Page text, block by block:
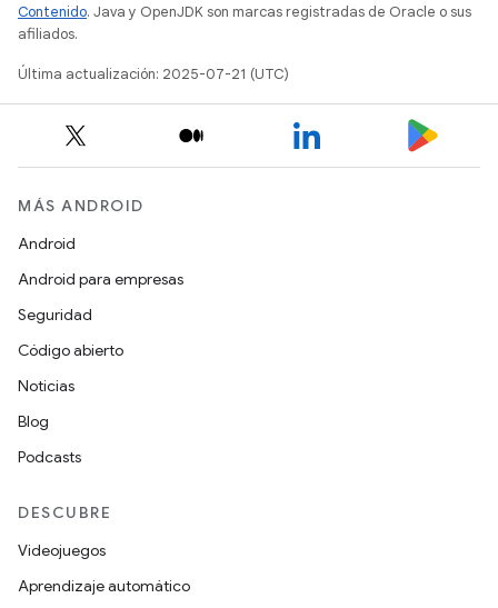
Contenido. Java y OpenJDK son marcas registradas de Oracle o sus
afiliados.
Última actualización: 2025-07-21 (UTC)
MÁS ANDROID
Android
Android para empresas
Seguridad
Código abierto
Noticias
Blog
Podcasts
DESCUBRE
Videojuegos
Aprendizaje automático